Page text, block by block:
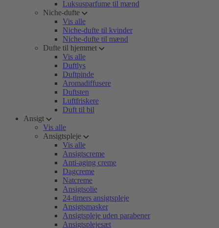
Luksusparfume til mænd
Niche-dufte
Vis alle
Niche-dufte til kvinder
Niche-dufte til mænd
Dufte til hjemmet
Vis alle
Duftlys
Duftpinde
Aromadiffusere
Duftsten
Luftfriskere
Duft til bil
Ansigt
Vis alle
Ansigtspleje
Vis alle
Ansigtscreme
Anti-aging creme
Dagcreme
Natcreme
Ansigtsolie
24-timers ansigtspleje
Ansigtsmasker
Ansigtspleje uden parabener
Ansigtsplejesæt